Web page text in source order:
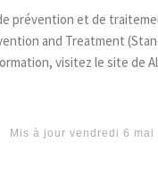
prévention et de
and Treatment
visitez le site de
Mis à jour vendredi 6 mai